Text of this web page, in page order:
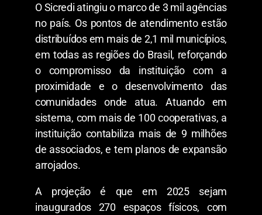
O Sicredi atingiu o marco de 3 mil agências
no país. Os pontos de atendimento estão
distribuídos em mais de 2,1 mil municípios,
em todas as regiões do Brasil, reforçando
o compromisso da instituição com a
proximidade e o desenvolvimento das
comunidades onde atua. Atuando em
sistema, com mais de 100 cooperativas, a
instituição contabiliza mais de 9 milhões
de associados, e tem planos de expansão
arrojados.
A projeção é que em 2025 sejam
inaugurados 270 espaços físicos, com